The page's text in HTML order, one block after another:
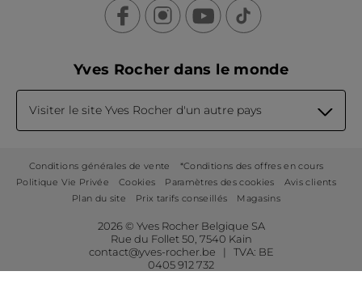
Yves Rocher dans le monde
Visiter le site Yves Rocher d'un autre pays
Conditions générales de vente
*Conditions des offres en cours
Politique Vie Privée
Cookies Paramètres des cookies
Avis clients
Plan du site
Prix tarifs conseillés Magasins
2026 © Yves Rocher Belgique SA
Rue du Follet 50, 7540 Kain
contact@yves-rocher.be | TVA: BE
0405 912 732